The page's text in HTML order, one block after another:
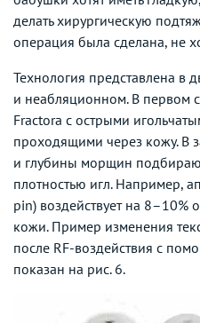
делать хирургическую
операция была сделана, не
Технология представлена в
и неабляционном. В первом
Fractora с острыми
проходящими через кожу. В
и глубины морщин
плотностью игл. Например,
pin) воздействует на
кожи. Пример изменения
после RF-воздействия с
показан на рис. 6.